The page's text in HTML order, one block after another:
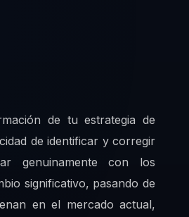
de tu estrategia de
de identificar y corregir
genuinamente con los
significativo, pasando de
en el mercado actual,